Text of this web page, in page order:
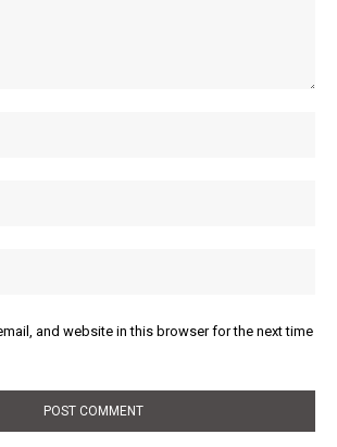
and website in this browser for the next time